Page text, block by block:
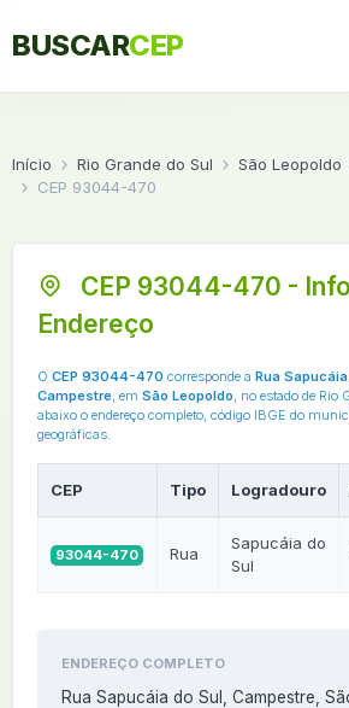
BUSCARCEP
Início Rio Grande do Sul São Leopoldo
CEP 93044-470
CEP 93044-470 -
Endereço
O CEP 93044-470 corresponde a Rua
Campestre, em São Leopoldo, no estado de Rio
abaixo o endereço completo, código IBGE do
geográficas.
CEP Tipo Logradouro
93044-470 Rua
Sapucáia do
Sul
ENDEREÇO COMPLETO
Rua Sapucáia do Sul, Campestre,